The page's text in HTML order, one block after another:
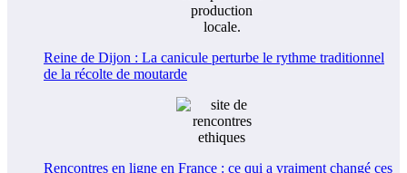
Reine de Dijon : La canicule perturbe le rythme traditionnel
de la récolte de moutarde
Rencontres en ligne en France : ce qui a vraiment changé ces